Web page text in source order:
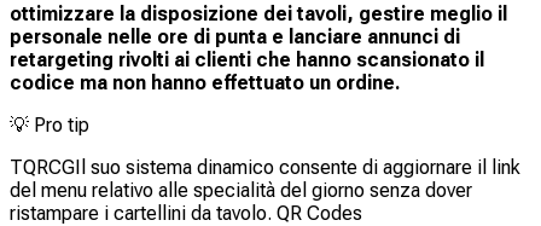
ottimizzare la disposizione dei tavoli, gestire meglio il
personale nelle ore di punta e lanciare annunci di
retargeting rivolti ai clienti che hanno scansionato il
codice ma non hanno effettuato un ordine.
💡 Pro tip
TQRCGIl suo sistema dinamico consente di aggiornare il link
del menu relativo alle specialità del giorno senza dover
ristampare i cartellini da tavolo. QR Codes